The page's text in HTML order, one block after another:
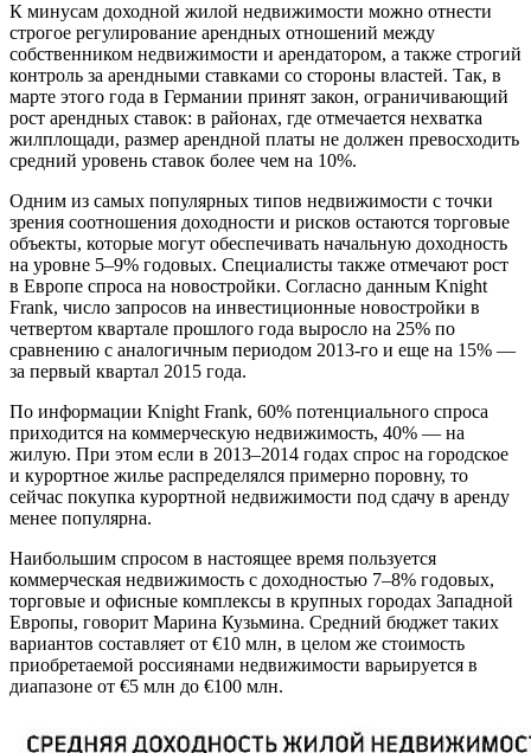
К минусам доходной жилой недвижимости можно отнести
строгое регулирование арендных отношений между
собственником недвижимости и арендатором, а также строгий
контроль за арендными ставками со стороны властей. Так, в
марте этого года в Германии принят закон, ограничивающий
рост арендных ставок: в районах, где отмечается нехватка
жилплощади, размер арендной платы не должен превосходить
средний уровень ставок более чем на 10%.
Одним из самых популярных типов недвижимости с точки
зрения соотношения доходности и рисков остаются торговые
объекты, которые могут обеспечивать начальную доходность
на уровне 5–9% годовых. Специалисты также отмечают рост
в Европе спроса на новостройки. Согласно данным Knight
Frank, число запросов на инвестиционные новостройки в
четвертом квартале прошлого года выросло на 25% по
сравнению с аналогичным периодом 2013-го и еще на 15% —
за первый квартал 2015 года.
По информации Knight Frank, 60% потенциального спроса
приходится на коммерческую недвижимость, 40% — на
жилую. При этом если в 2013–2014 годах спрос на городское
и курортное жилье распределялся примерно поровну, то
сейчас покупка курортной недвижимости под сдачу в аренду
менее популярна.
Наибольшим спросом в настоящее время пользуется
коммерческая недвижимость с доходностью 7–8% годовых,
торговые и офисные комплексы в крупных городах Западной
Европы, говорит Марина Кузьмина. Средний бюджет таких
вариантов составляет от €10 млн, в целом же стоимость
приобретаемой россиянами недвижимости варьируется в
диапазоне от €5 млн до €100 млн.